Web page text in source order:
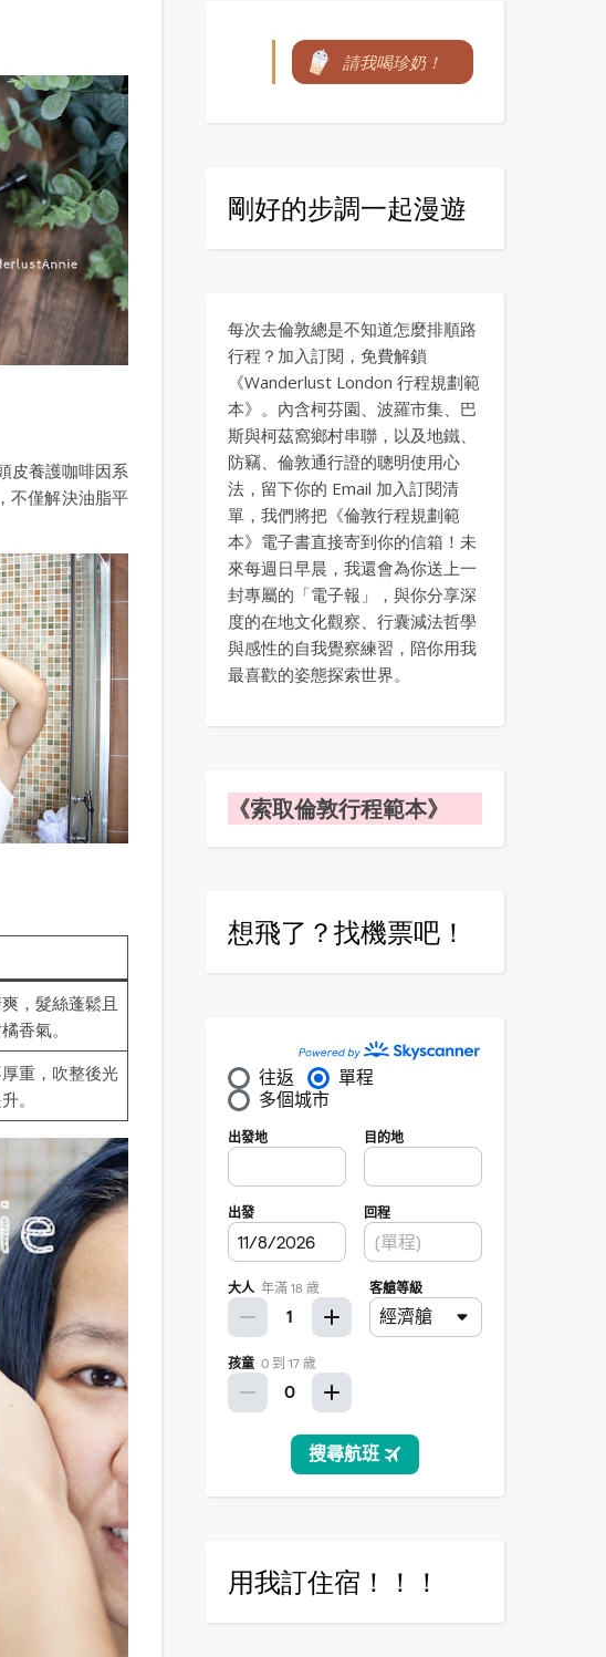
皮養護咖啡因系
不僅解決油脂平
，髮絲蓬鬆且
香氣。
重，吹整後光
。
請我喝珍奶！
剛好的步調一起漫遊
每次去倫敦總是不知道怎麼排順路
行程？加入訂閱，免費解鎖
《Wanderlust London 行程規劃範
本》。內含柯芬園、波羅市集、巴
斯與柯茲窩鄉村串聯，以及地鐵、
防竊、倫敦通行證的聰明使用心
法，留下你的 Email 加入訂閱清
單，我們將把《倫敦行程規劃範
本》電子書直接寄到你的信箱！未
來每週日早晨，我還會為你送上一
封專屬的「電子報」，與你分享深
度的在地文化觀察、行囊減法哲學
與感性的自我覺察練習，陪你用我
最喜歡的姿態探索世界。
《索取倫敦行程範本》
想飛了？找機票吧！
用我訂住宿！！！